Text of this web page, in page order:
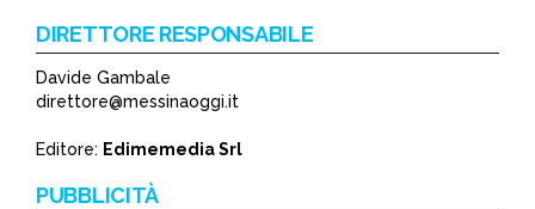
DIRETTORE RESPONSABILE
Davide Gambale
direttore@messinaoggi.it
Editore: Edimemedia Srl
PUBBLICITÀ